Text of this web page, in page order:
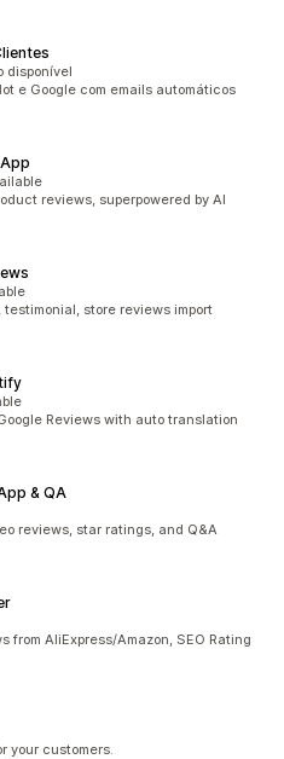
disponível
e Google com emails automáticos
reviews, superpowered by AI
store reviews import
Reviews with auto translation
& QA
reviews, star ratings, and Q&A
from AliExpress/Amazon, SEO Rating
your customers.